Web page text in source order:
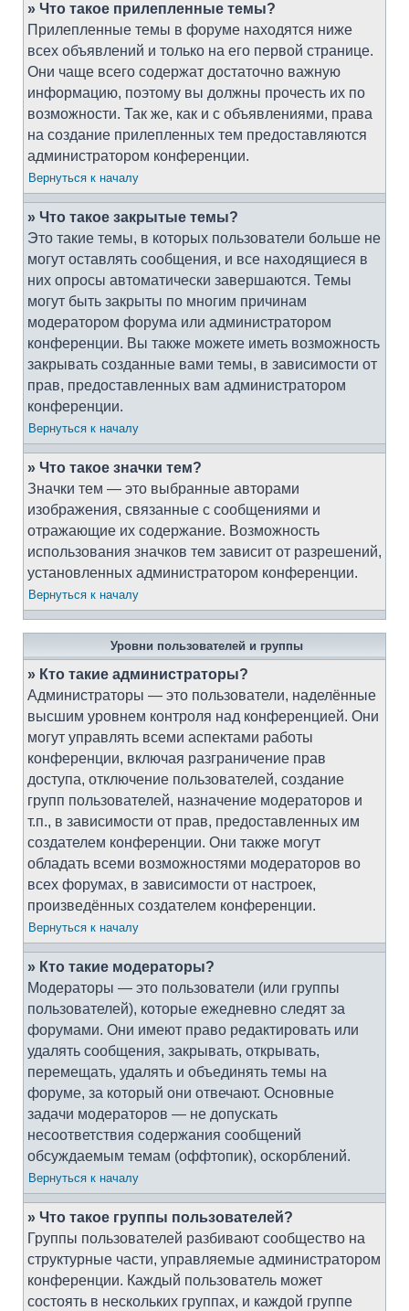
» Что такое прилепленные темы?
Прилепленные темы в форуме находятся ниже
всех объявлений и только на его первой странице.
Они чаще всего содержат достаточно важную
информацию, поэтому вы должны прочесть их по
возможности. Так же, как и с объявлениями, права
на создание прилепленных тем предоставляются
администратором конференции.
Вернуться к началу
» Что такое закрытые темы?
Это такие темы, в которых пользователи больше не
могут оставлять сообщения, и все находящиеся в
них опросы автоматически завершаются. Темы
могут быть закрыты по многим причинам
модератором форума или администратором
конференции. Вы также можете иметь возможность
закрывать созданные вами темы, в зависимости от
прав, предоставленных вам администратором
конференции.
Вернуться к началу
» Что такое значки тем?
Значки тем — это выбранные авторами
изображения, связанные с сообщениями и
отражающие их содержание. Возможность
использования значков тем зависит от разрешений,
установленных администратором конференции.
Вернуться к началу
Уровни пользователей и группы
» Кто такие администраторы?
Администраторы — это пользователи, наделённые
высшим уровнем контроля над конференцией. Они
могут управлять всеми аспектами работы
конференции, включая разграничение прав
доступа, отключение пользователей, создание
групп пользователей, назначение модераторов и
т.п., в зависимости от прав, предоставленных им
создателем конференции. Они также могут
обладать всеми возможностями модераторов во
всех форумах, в зависимости от настроек,
произведённых создателем конференции.
Вернуться к началу
» Кто такие модераторы?
Модераторы — это пользователи (или группы
пользователей), которые ежедневно следят за
форумами. Они имеют право редактировать или
удалять сообщения, закрывать, открывать,
перемещать, удалять и объединять темы на
форуме, за который они отвечают. Основные
задачи модераторов — не допускать
несоответствия содержания сообщений
обсуждаемым темам (оффтопик), оскорблений.
Вернуться к началу
» Что такое группы пользователей?
Группы пользователей разбивают сообщество на
структурные части, управляемые администратором
конференции. Каждый пользователь может
состоять в нескольких группах, и каждой группе